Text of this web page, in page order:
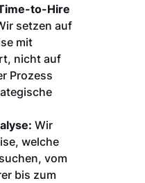
to-Hire
setzen auf
mit
nicht auf
Prozess
Wir
welche
vom
bis zum